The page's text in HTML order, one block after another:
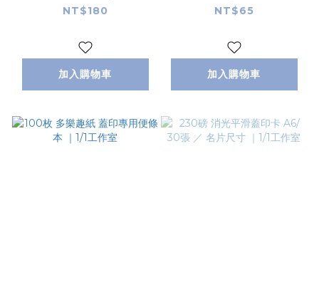
作室
NT$180
加入購物車
NT$65
加入購物車